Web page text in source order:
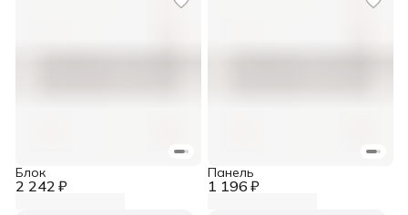
2 242 ₽
Блок
1 196 ₽
Панель